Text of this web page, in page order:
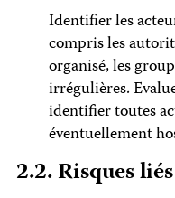
Identifier les
compris les
organisé, les
irrégulières.
identifier toutes
éventuellement
2.2. Risques